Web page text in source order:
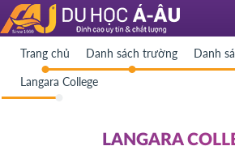
Trang chủ Danh sách trường Danh
Langara College
LANGARA